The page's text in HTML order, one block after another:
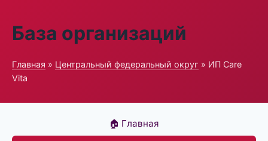
База организаций
Главная » Центральный федеральный округ » ИП Care
Vita
🏠 Главная